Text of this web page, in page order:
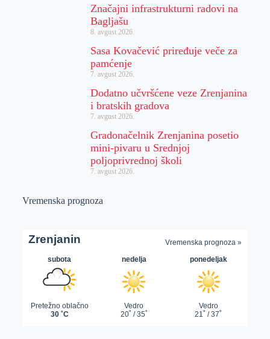
Značajni infrastrukturni radovi na
Bagljašu
8. avgust 2026.
Sasa Kovačević priređuje veče za
pamćenje
7. avgust 2026.
Dodatno učvršćene veze Zrenjanina
i bratskih gradova
7. avgust 2026.
Gradonačelnik Zrenjanina posetio
mini-pivaru u Srednjoj
poljoprivrednoj školi
7. avgust 2026.
Vremenska prognoza